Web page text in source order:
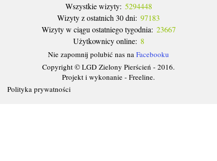
Wszystkie wizyty: 5294448
Wizyty z ostatnich 30 dni: 97183
Wizyty w ciągu ostatniego tygodnia: 23667
Użytkownicy online: 8
Nie zapomnij polubić nas na Facebooku
Copyright © LGD Zielony Pierścień - 2016.
Projekt i wykonanie - Freeline.
Polityka prywatności